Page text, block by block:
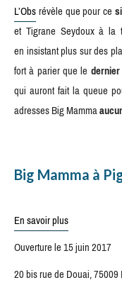
L’Obsrévèle que pour ce
et Tigrane Seydoux à
en insistant plus sur des
fort à parier que le
qui auront fait la queue
adresses Big Mamma
Big Mamma à
En savoir plus
Ouverture le 15 juin 2017
20 bis rue de Douai, 75009